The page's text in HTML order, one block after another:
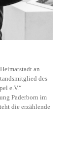
an
des
e.V.“
Paderborn im
die erzählende